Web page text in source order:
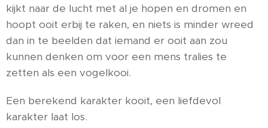
kijkt naar de lucht met al je hopen en dromen en
hoopt ooit erbij te raken, en niets is minder wreed
dan in te beelden dat iemand er ooit aan zou
kunnen denken om voor een mens tralies te
zetten als een vogelkooi.
Een berekend karakter kooit, een liefdevol
karakter laat los.